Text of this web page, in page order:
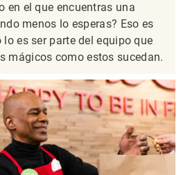
en el que encuentras una
menos lo esperas? Eso es
es ser parte del equipo que
mágicos como estos sucedan.